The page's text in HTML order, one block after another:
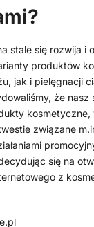
stale się rozwija i
produktów
jak i pielęgnacji
że nasz
kosmetyczne,
związane
się na
z